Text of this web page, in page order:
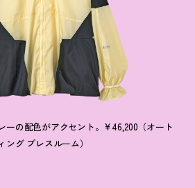
ーの配色がアクセント。¥46,200（オート
ング プレスルーム）